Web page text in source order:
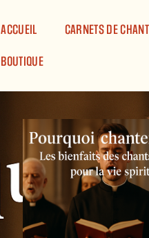
ACCUEIL
CARNETS DE
BOUTIQUE